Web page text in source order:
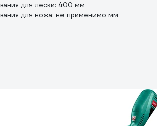
для лески: 400 мм
для ножа: не применимо мм